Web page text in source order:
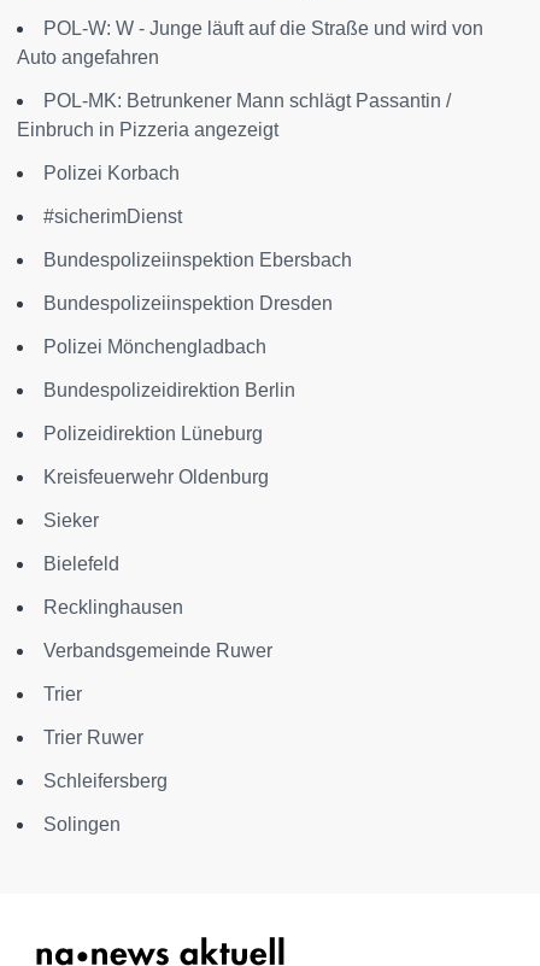
POL-W: W - Junge läuft auf die Straße und wird von
Auto angefahren
POL-MK: Betrunkener Mann schlägt Passantin /
Einbruch in Pizzeria angezeigt
Polizei Korbach
#sicherimDienst
Bundespolizeiinspektion Ebersbach
Bundespolizeiinspektion Dresden
Polizei Mönchengladbach
Bundespolizeidirektion Berlin
Polizeidirektion Lüneburg
Kreisfeuerwehr Oldenburg
Sieker
Bielefeld
Recklinghausen
Verbandsgemeinde Ruwer
Trier
Trier Ruwer
Schleifersberg
Solingen